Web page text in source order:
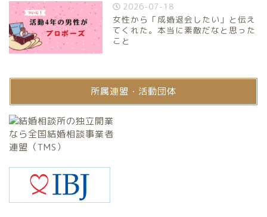
2026-07-18
女性から「成婚退会したい」と伝え
てくれた。本当に素敵だなと思った
こと
所属連盟・活動団体